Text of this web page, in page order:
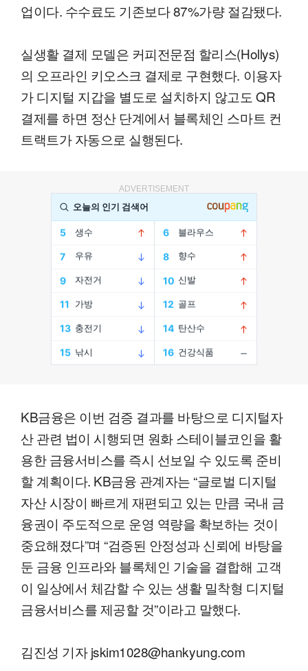
업이다. 수수료도 기존보다 87%가량 절감됐다.
실생활 결제 모델은 커피전문점 할리스(Hollys)
의 오프라인 키오스크 결제로 구현했다. 이용자
가 디지털 지갑을 별도로 설치하지 않고도 QR
결제를 하면 정산 단계에서 블록체인 스마트 컨
트랙트가 자동으로 실행된다.
ADVERTISEMENT
KB금융은 이번 검증 결과를 바탕으로 디지털자
산 관련 법이 시행되면 원화 스테이블코인을 활
용한 금융서비스를 즉시 선보일 수 있도록 준비
할 계획이다. KB금융 관계자는 “글로벌 디지털
자산 시장이 빠르게 재편되고 있는 만큼 국내 금
융권이 주도적으로 운영 역량을 확보하는 것이
중요해졌다”며 “검증된 안정성과 신뢰에 바탕을
둔 금융 인프라와 블록체인 기술을 결합해 고객
이 일상에서 체감할 수 있는 생활 밀착형 디지털
금융서비스를 제공할 것”이라고 말했다.
김진성 기자 jskim1028@hankyung.com